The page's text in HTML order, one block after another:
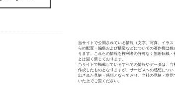
当サイトで公開されている情報（文字、写真、イラ
らの配置・編集および構造などについての著作権は
ります。これらの情報を権利者の許可なく無断転載・
とは固く禁じております。
当サイトで掲載しているすべての情報やデータは、
作成したものとなりますが、サービスへの感想につ
出された見解・感想となっており、当社の見解・意
いた上でご覧ください。